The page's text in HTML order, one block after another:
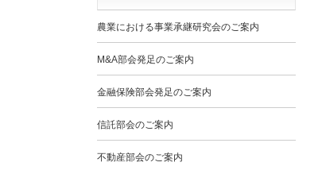
農業における事業承継研究会のご案内
M&A部会発足のご案内
金融保険部会発足のご案内
信託部会のご案内
不動産部会のご案内